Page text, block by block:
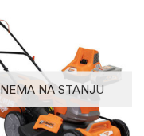
NEMA NA STANJU